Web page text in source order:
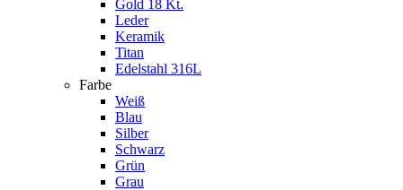
Gold 18 Kt.
Leder
Keramik
Titan
Edelstahl 316L
Farbe
Weiß
Blau
Silber
Schwarz
Grün
Grau